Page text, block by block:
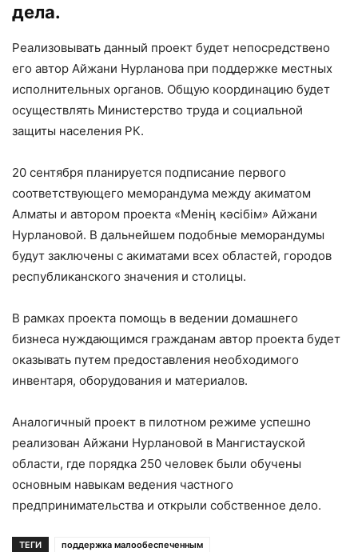
дела.
Реализовывать данный проект будет непосредствено
его автор Айжани Нурланова при поддержке местных
исполнительных органов. Общую координацию будет
осуществлять Министерство труда и социальной
защиты населения РК.
20 сентября планируется подписание первого
соответствующего меморандума между акиматом
Алматы и автором проекта «Менің кәсібім» Айжани
Нурлановой. В дальнейшем подобные меморандумы
будут заключены с акиматами всех областей, городов
республиканского значения и столицы.
В рамках проекта помощь в ведении домашнего
бизнеса нуждающимся гражданам автор проекта будет
оказывать путем предоставления необходимого
инвентаря, оборудования и материалов.
Аналогичный проект в пилотном режиме успешно
реализован Айжани Нурлановой в Мангистауской
области, где порядка 250 человек были обучены
основным навыкам ведения частного
предпринимательства и открыли собственное дело.
ТЕГИ поддержка малообеспеченным